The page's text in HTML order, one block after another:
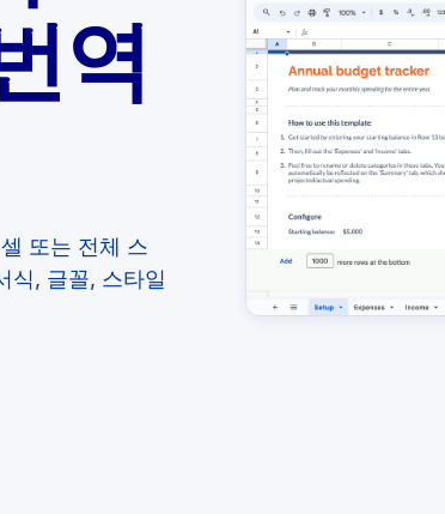
역
또는 전체 스
식, 글꼴, 스타일